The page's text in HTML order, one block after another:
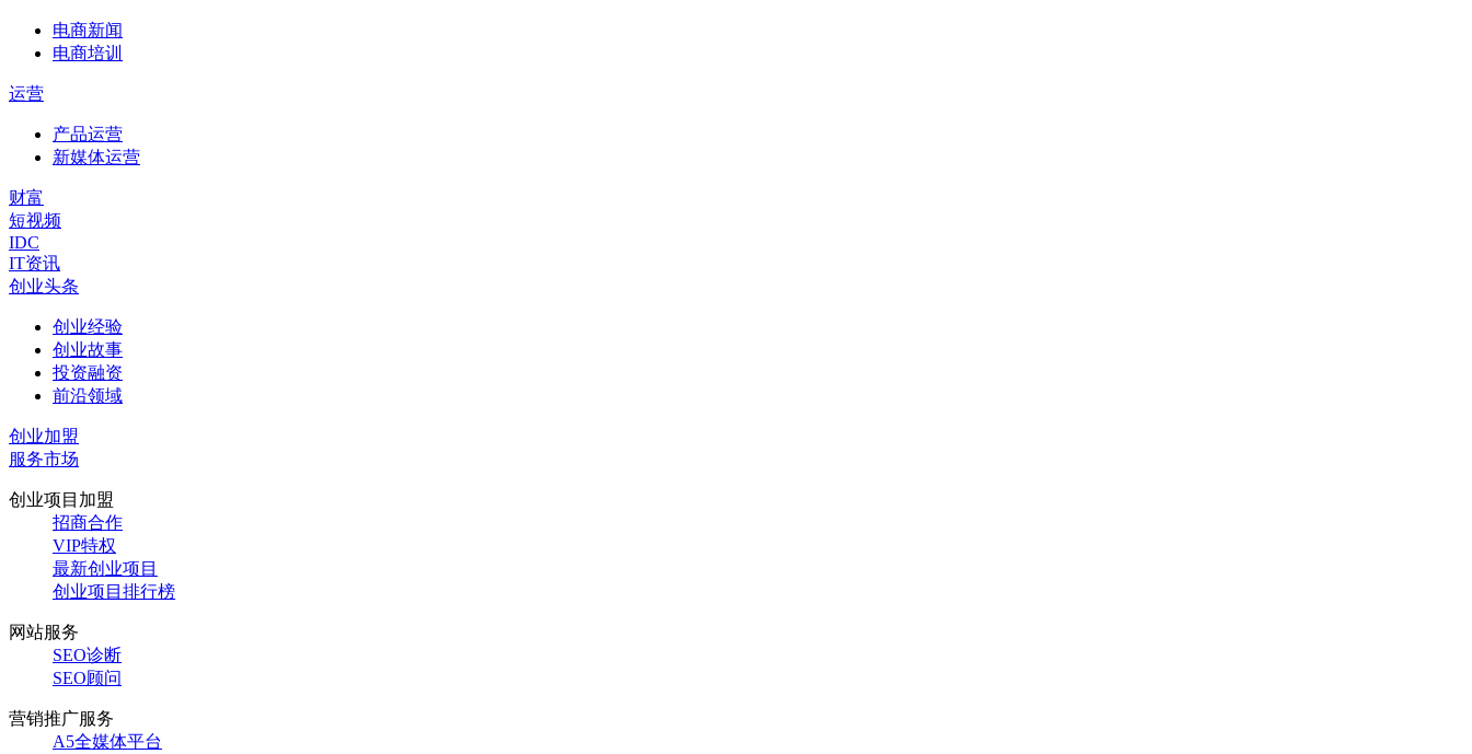
电商新闻
电商培训
运营
产品运营
新媒体运营
财富
短视频
IDC
IT资讯
创业头条
创业经验
创业故事
投资融资
前沿领域
创业加盟
服务市场
创业项目加盟
招商合作
VIP特权
最新创业项目
创业项目排行榜
网站服务
SEO诊断
SEO顾问
营销推广服务
A5全媒体平台